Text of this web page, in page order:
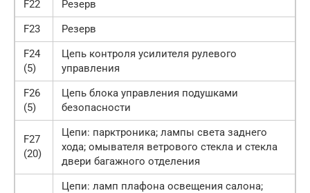
F22
Резерв
F23
Резерв
F24
(5)
Цепь контроля усилителя рулевого
управления
F26
(5)
Цепь блока управления подушками
безопасности
F27
(20)
Цепи: парктроника; лампы света заднего
хода; омывателя ветрового стекла и стекла
двери багажного отделения
Цепи: ламп плафона освещения салона;